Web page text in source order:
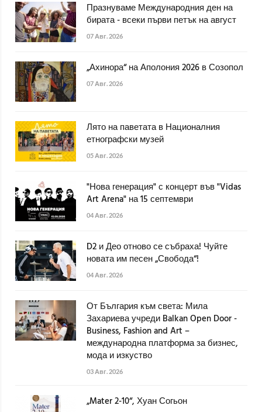
Празнуваме Международния ден на
бирата - всеки първи петък на август
07 Авг. 2026
„Ахинора“ на Аполония 2026 в Созопол
07 Авг. 2026
Лято на паветата в Националния
етнографски музей
05 Авг. 2026
"Нова генерация" с концерт във "Vidas
Art Arena" на 15 септември
04 Авг. 2026
D2 и Део отново се събраха! Чуйте
новата им песен „Свобода“!
04 Авг. 2026
От България към света: Мила
Захариева учреди Balkan Open Door -
Business, Fashion and Art –
международна платформа за бизнес,
мода и изкуство
03 Авг. 2026
„Mater 2-10“, Хуан Согьон